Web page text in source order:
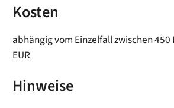
Kosten
abhängig vom Einzelfall zwischen 450
EUR
Hinweise